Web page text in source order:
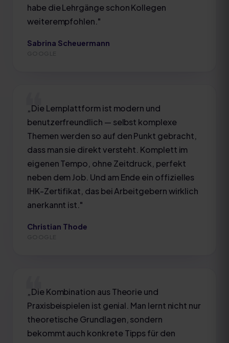
habe die Lehrgänge schon Kollegen
weiterempfohlen."
Sabrina Scheuermann
GOOGLE
„Die Lernplattform ist modern und
benutzerfreundlich — selbst komplexe
Themen werden so auf den Punkt gebracht,
dass man sie direkt versteht. Komplett im
eigenen Tempo, ohne Zeitdruck, perfekt
neben dem Job. Und am Ende ein offizielles
IHK-Zertifikat, das bei Arbeitgebern wirklich
anerkannt ist."
Christian Thode
GOOGLE
„Die Kombination aus Theorie und
Praxisbeispielen ist genial. Man lernt nicht nur
theoretische Grundlagen, sondern
bekommt auch konkrete Tipps für den